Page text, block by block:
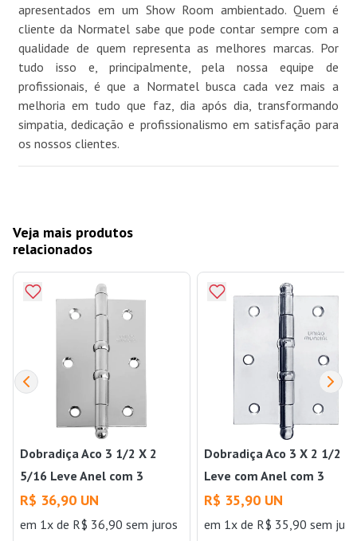
apresentados em um Show Room ambientado. Quem é
cliente da Normatel sabe que pode contar sempre com a
qualidade de quem representa as melhores marcas. Por
tudo isso e, principalmente, pela nossa equipe de
profissionais, é que a Normatel busca cada vez mais a
melhoria em tudo que faz, dia após dia, transformando
simpatia, dedicação e profissionalismo em satisfação para
os nossos clientes.
Veja mais produtos
relacionados
Dobradiça Aco 3 1/2 X 2
5/16 Leve Anel com 3
Cromado União Mundial
R$ 36,90 UN
em 1x de R$ 36,90 sem juros
Dobradiça Aco 3 X 2 1/2
Leve com Anel com 3
Cromado União Mundial
R$ 35,90 UN
em 1x de R$ 35,90 sem